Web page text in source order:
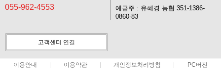
055-962-4553
예금주 : 유혜경 농협 351-1386-
0860-83
고객센터 연결
이용안내 이용약관 개인정보처리방침 PC버전